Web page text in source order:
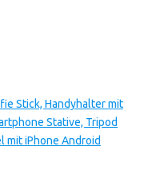
Stick, Handyhalter mit
Stative, Tripod
mit iPhone Android